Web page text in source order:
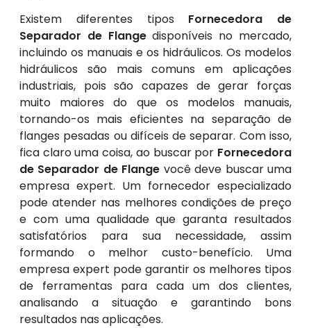
Existem diferentes tipos Fornecedora de
Separador de Flangedisponíveis no mercado,
incluindo os manuais e os hidráulicos. Os modelos
hidráulicos são mais comuns em aplicações
industriais, pois são capazes de gerar forças
muito maiores do que os modelos manuais,
tornando-os mais eficientes na separação de
flanges pesadas ou difíceis de separar. Com isso,
fica claro uma coisa, ao buscar por Fornecedora
de Separador de Flange você deve buscar uma
empresa expert. Um fornecedor especializado
pode atender nas melhores condições de preço
e com uma qualidade que garanta resultados
satisfatórios para sua necessidade, assim
formando o melhor custo-benefício. Uma
empresa expert pode garantir os melhores tipos
de ferramentas para cada um dos clientes,
analisando a situação e garantindo bons
resultados nas aplicações.